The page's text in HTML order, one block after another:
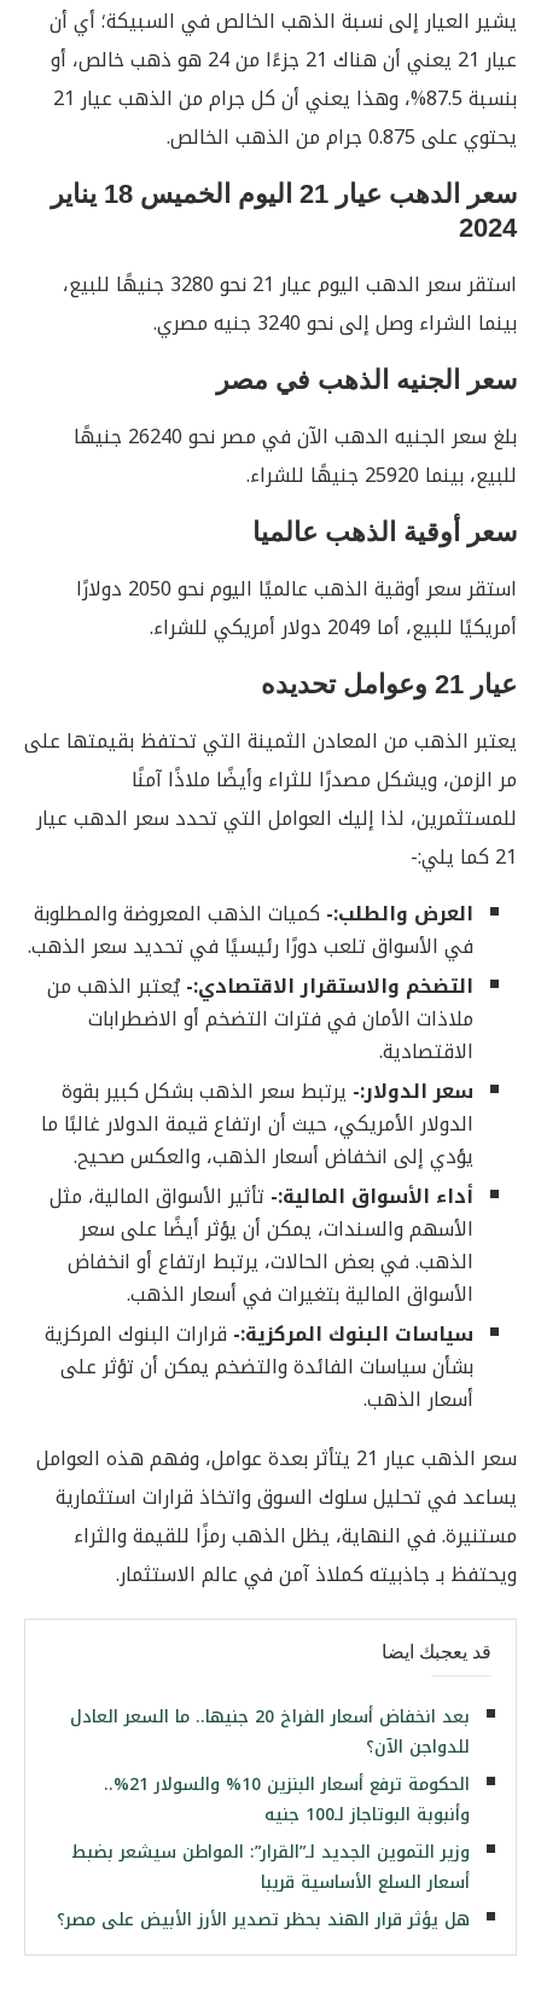
يشير العيار إلى نسبة الذهب الخالص في السبيكة؛ أي أن
عيار 21 يعني أن هناك 21 جزءًا من 24 هو ذهب خالص، أو
بنسبة 87.5%، وهذا يعني أن كل جرام من الذهب عيار 21
يحتوي على 0.875 جرام من الذهب الخالص.
سعر الدهب عيار 21 اليوم الخميس 18 يناير
2024
استقر سعر الدهب اليوم عيار 21 نحو 3280 جنيهًا للبيع،
بينما الشراء وصل إلى نحو 3240 جنيه مصري.
سعر الجنيه الذهب في مصر
بلغ سعر الجنيه الدهب الآن في مصر نحو 26240 جنيهًا
للبيع، بينما 25920 جنيهًا للشراء.
سعر أوقية الذهب عالميا
استقر سعر أوقية الذهب عالميًا اليوم نحو 2050 دولارًا
أمريكيًا للبيع، أما 2049 دولار أمريكي للشراء.
عيار 21 وعوامل تحديده
يعتبر الذهب من المعادن الثمينة التي تحتفظ بقيمتها على
مر الزمن، ويشكل مصدرًا للثراء وأيضًا ملاذًا آمنًا
للمستثمرين، لذا إليك العوامل التي تحدد سعر الدهب عيار
21 كما يلي:-
العرض والطلب:- كميات الذهب المعروضة والمطلوبة
في الأسواق تلعب دورًا رئيسيًا في تحديد سعر الذهب.
التضخم والاستقرار الاقتصادي:-يُعتبر الذهب من
ملاذات الأمان في فترات التضخم أو الاضطرابات
الاقتصادية.
سعر الدولار:- يرتبط سعر الذهب بشكل كبير بقوة
الدولار الأمريكي، حيث أن ارتفاع قيمة الدولار غالبًا ما
يؤدي إلى انخفاض أسعار الذهب، والعكس صحيح.
أداء الأسواق المالية:- تأثير الأسواق المالية، مثل
الأسهم والسندات، يمكن أن يؤثر أيضًا على سعر
الذهب. في بعض الحالات، يرتبط ارتفاع أو انخفاض
الأسواق المالية بتغيرات في أسعار الذهب.
سياسات البنوك المركزية:- قرارات البنوك المركزية
بشأن سياسات الفائدة والتضخم يمكن أن تؤثر على
أسعار الذهب.
سعر الذهب عيار 21 يتأثر بعدة عوامل، وفهم هذه العوامل
يساعد في تحليل سلوك السوق واتخاذ قرارات استثمارية
مستنيرة. في النهاية، يظل الذهب رمزًا للقيمة والثراء
ويحتفظ بـ جاذبيته كملاذ آمن في عالم الاستثمار.
قد يعجبك ايضا
بعد انخفاض أسعار الفراخ 20 جنيها.. ما السعر العادل
للدواجن الآن؟
الحكومة ترفع أسعار البنزين 10% والسولار 21%..
وأنبوبة البوتاجاز لـ100 جنيه
وزير التموين الجديد لـ”القرار”: المواطن سيشعر بضبط
أسعار السلع الأساسية قريبا
هل يؤثر قرار الهند بحظر تصدير الأرز الأبيض على مصر؟